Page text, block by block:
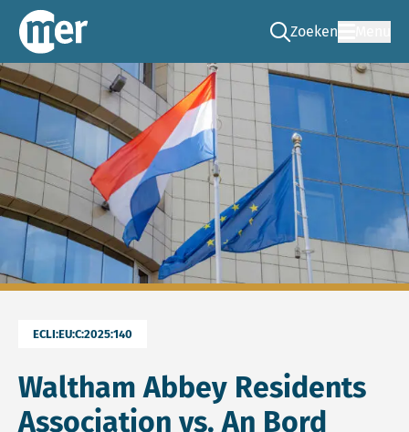
Commissie mer
Zoeken
Ga naar de zoek
ECLI:EU:C:2025:140
Waltham Abbey Residents
Association vs. An Bord